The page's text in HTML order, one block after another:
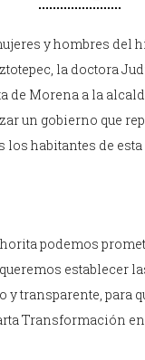
y hombres del
la doctora
de Morena a la
un gobierno que
los habitantes de
podemos
establecer
y transparente, para
Transformación en